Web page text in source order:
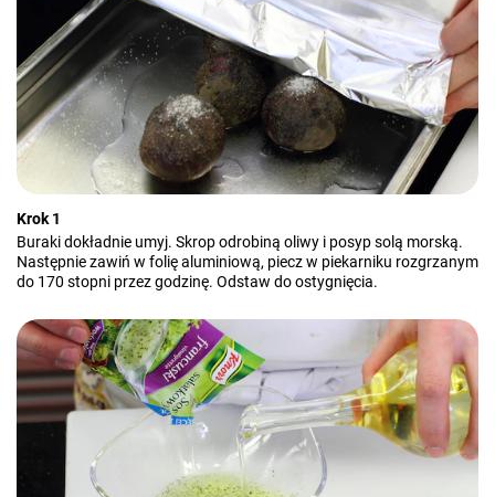
Krok 1
Buraki dokładnie umyj. Skrop odrobiną oliwy i posyp solą morską.
Następnie zawiń w folię aluminiową, piecz w piekarniku rozgrzanym
do 170 stopni przez godzinę. Odstaw do ostygnięcia.